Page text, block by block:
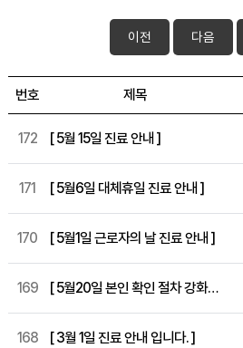
이전 다음
번호 제목
172 [ 5월 15일 진료 안내 ]
171 [ 5월6일 대체휴일 진료 안내 ]
170 [ 5월1일 근로자의 날 진료 안내 ]
169 [ 5월20일 본인 확인 절차 강화 시행 안내 ]
168 [ 3월 1일 진료 안내 입니다. ]